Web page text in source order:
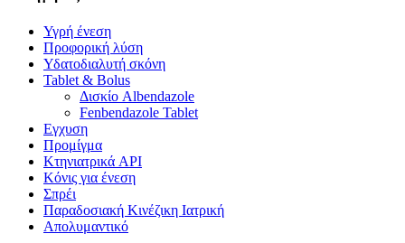
Υγρή ένεση
Προφορική λύση
Υδατοδιαλυτή σκόνη
Tablet & Bolus
Δισκίο Albendazole
Fenbendazole Tablet
Εγχυση
Προμίγμα
Κτηνιατρικά API
Κόνις για ένεση
Σπρέι
Παραδοσιακή Κινέζικη Ιατρική
Απολυμαντικό